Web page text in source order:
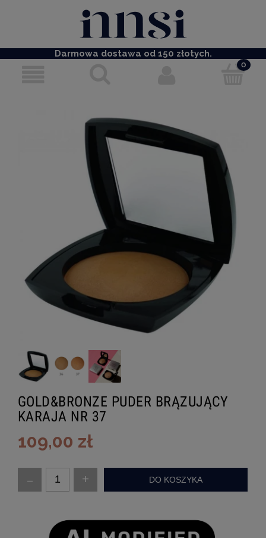
Darmowa dostawa od 150 złotych.
GOLD&BRONZE PUDER BRĄZUJĄCY
KARAJA NR 37
109,00 zł
- + DO KOSZYKA